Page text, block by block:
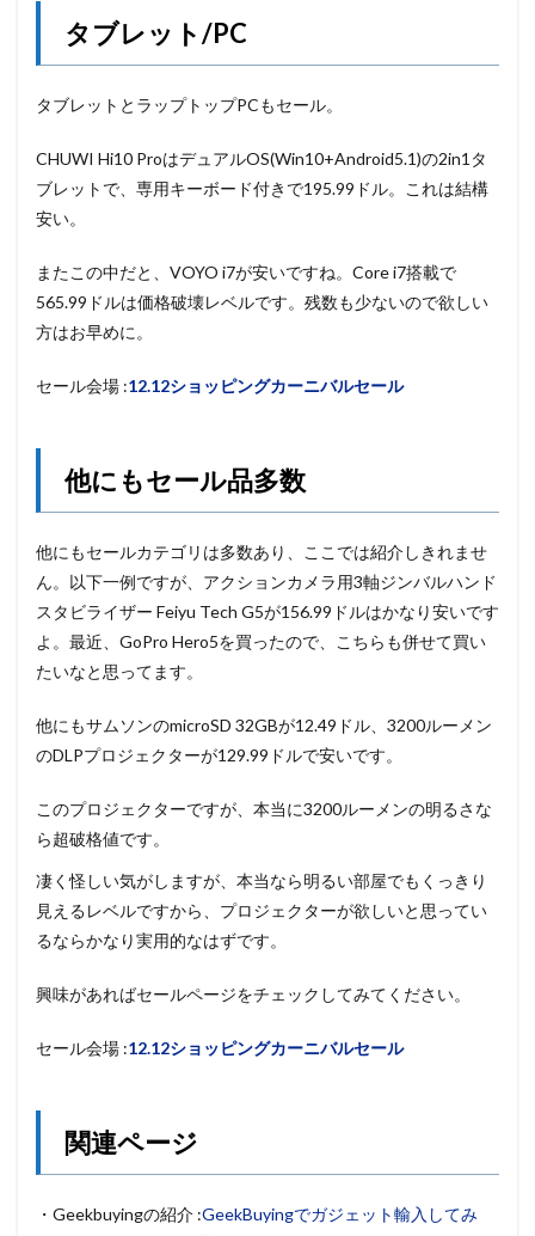
タブレット/PC
タブレットとラップトップPCもセール。
CHUWI Hi10 ProはデュアルOS(Win10+Android5.1)の2in1タ
ブレットで、専用キーボード付きで195.99ドル。これは結構
安い。
またこの中だと、VOYO i7が安いですね。Core i7搭載で
565.99ドルは価格破壊レベルです。残数も少ないので欲しい
方はお早めに。
セール会場 :12.12ショッピングカーニバルセール
他にもセール品多数
他にもセールカテゴリは多数あり、ここでは紹介しきれませ
ん。以下一例ですが、アクションカメラ用3軸ジンバルハンド
スタビライザー Feiyu Tech G5が156.99ドルはかなり安いです
よ。最近、GoPro Hero5を買ったので、こちらも併せて買い
たいなと思ってます。
他にもサムソンのmicroSD 32GBが12.49ドル、3200ルーメン
のDLPプロジェクターが129.99ドルで安いです。
このプロジェクターですが、本当に3200ルーメンの明るさな
ら超破格値です。
凄く怪しい気がしますが、本当なら明るい部屋でもくっきり
見えるレベルですから、プロジェクターが欲しいと思ってい
るならかなり実用的なはずです。
興味があればセールページをチェックしてみてください。
セール会場 :12.12ショッピングカーニバルセール
関連ページ
・Geekbuyingの紹介 :GeekBuyingでガジェット輸入してみ